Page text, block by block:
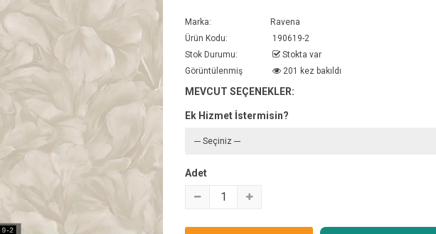
Marka:
Ravena
Ürün Kodu:
190619-2
Stok Durumu:
Stokta var
Görüntülenmiş
201 kez bakıldı
MEVCUT SEÇENEKLER:
Ek Hizmet İstermisin?
Adet